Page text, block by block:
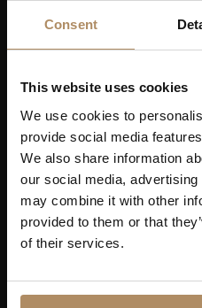
Consent
This website uses cookies
We use cookies to
provide social media
We also share information
our social media,
may combine it with other
provided to them or that
of their services.
Hold deg oppdatert på
reisetilbud som frister!
Ved påmelding godkjenner
kontaktinformasjonen du gir
nyhetsbrev om våre
oppheve abonnementet når
informasjon om vår praksis
forplikter oss til å beskytte
retningslinjer